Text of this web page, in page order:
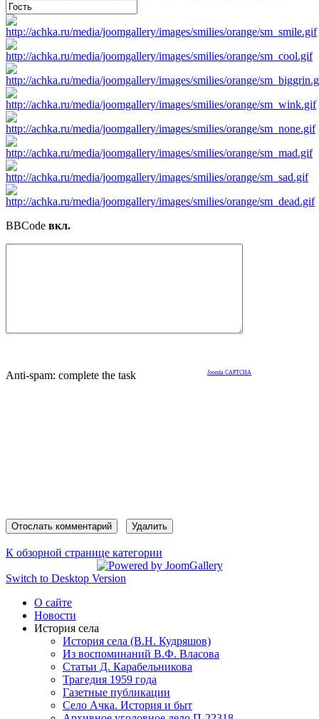
BBCode вкл.
Anti-spam: complete the task Joomla CAPTCHA
К обзорной странице категории
Switch to Desktop Version
О сайте
Новости
История села
История села (В.Н. Кудряшов)
Из воспоминаний В.Ф. Власова
Статьи Д. Карабельникова
Трагедия 1959 года
Газетные публикации
Село Ачка. История и быт